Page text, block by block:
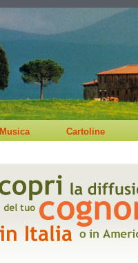
Musica Cartoline